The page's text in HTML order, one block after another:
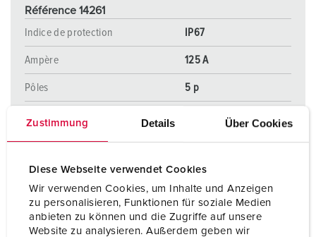
Zustimmung Details Über Cookies
Diese Webseite verwendet Cookies
Wir verwenden Cookies, um Inhalte und Anzeigen
zu personalisieren, Funktionen für soziale Medien
anbieten zu können und die Zugriffe auf unsere
Website zu analysieren. Außerdem geben wir
Référence 14261
Indice de protection
IP67
Ampère 125 A
Pôles 5 p
Technique de raccordement avec bornes à vis
Contacts
Support de contacts à
haute tenue thermique
Contacts X-CONTACT®